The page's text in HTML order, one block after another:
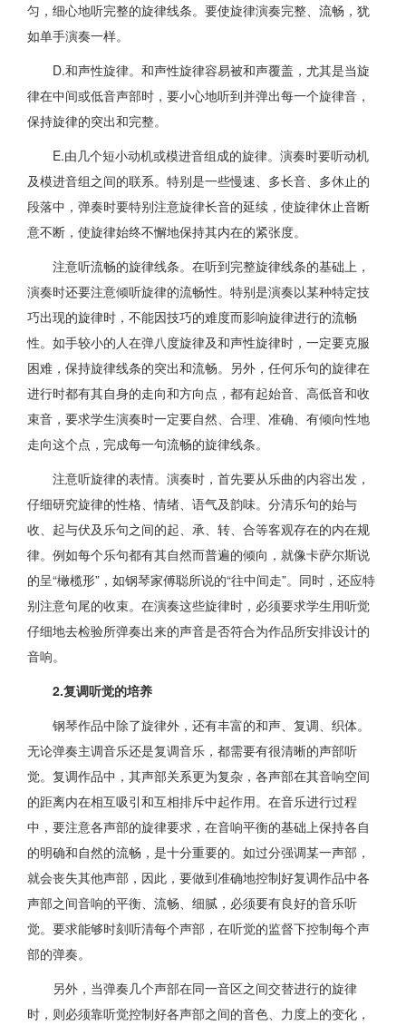
匀，细心地听完整的旋律线条。要使旋律演奏完整、流畅，犹
如单手演奏一样。
D.和声性旋律。和声性旋律容易被和声覆盖，尤其是当旋
律在中间或低音声部时，要小心地听到并弹出每一个旋律音，
保持旋律的突出和完整。
E.由几个短小动机或模进音组成的旋律。演奏时要听动机
及模进音组之间的联系。特别是一些慢速、多长音、多休止的
段落中，弹奏时要特别注意旋律长音的延续，使旋律休止音断
意不断，使旋律始终不懈地保持其内在的紧张度。
注意听流畅的旋律线条。在听到完整旋律线条的基础上，
演奏时还要注意倾听旋律的流畅性。特别是演奏以某种特定技
巧出现的旋律时，不能因技巧的难度而影响旋律进行的流畅
性。如手较小的人在弹八度旋律及和声性旋律时，一定要克服
困难，保持旋律线条的突出和流畅。另外，任何乐句的旋律在
进行时都有其自身的走向和方向点，都有起始音、高低音和收
束音，要求学生演奏时一定要自然、合理、准确、有倾向性地
走向这个点，完成每一句流畅的旋律线条。
注意听旋律的表情。演奏时，首先要从乐曲的内容出发，
仔细研究旋律的性格、情绪、语气及韵味。分清乐句的始与
收、起与伏及乐句之间的起、承、转、合等客观存在的内在规
律。例如每个乐句都有其自然而普遍的倾向，就像卡萨尔斯说
的呈“橄榄形”，如钢琴家傅聪所说的“往中间走”。同时，还应特
别注意句尾的收束。在演奏这些旋律时，必须要求学生用听觉
仔细地去检验所弹奏出来的声音是否符合为作品所安排设计的
音响。
2.复调听觉的培养
钢琴作品中除了旋律外，还有丰富的和声、复调、织体。
无论弹奏主调音乐还是复调音乐，都需要有很清晰的声部听
觉。复调作品中，其声部关系更为复杂，各声部在其音响空间
的距离内在相互吸引和互相排斥中起作用。在音乐进行过程
中，要注意各声部的旋律要求，在音响平衡的基础上保持各自
的明确和自然的流畅，是十分重要的。如过分强调某一声部，
就会丧失其他声部，因此，要做到准确地控制好复调作品中各
声部之间音响的平衡、流畅、细腻，必须要有良好的音乐听
觉。要求能够时刻听清每个声部，在听觉的监督下控制每个声
部的弹奏。
另外，当弹奏几个声部在同一音区之间交替进行的旋律
时，则必须靠听觉控制好各声部之间的音色、力度上的变化，